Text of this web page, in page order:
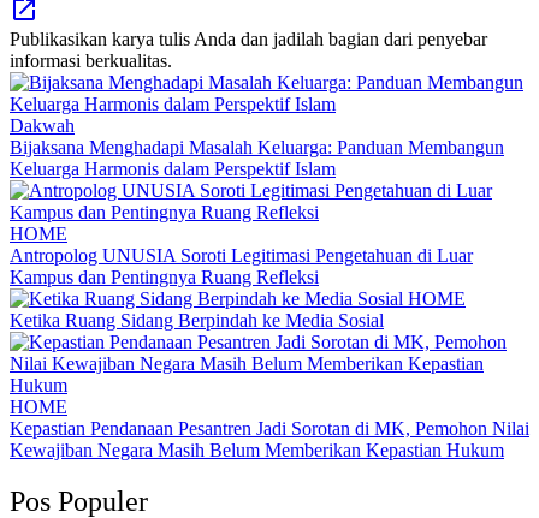
Publikasikan karya tulis Anda dan jadilah bagian dari penyebar
informasi berkualitas.
Dakwah
Bijaksana Menghadapi Masalah Keluarga: Panduan Membangun
Keluarga Harmonis dalam Perspektif Islam
HOME
Antropolog UNUSIA Soroti Legitimasi Pengetahuan di Luar
Kampus dan Pentingnya Ruang Refleksi
HOME
Ketika Ruang Sidang Berpindah ke Media Sosial
HOME
Kepastian Pendanaan Pesantren Jadi Sorotan di MK, Pemohon Nilai
Kewajiban Negara Masih Belum Memberikan Kepastian Hukum
Pos Populer